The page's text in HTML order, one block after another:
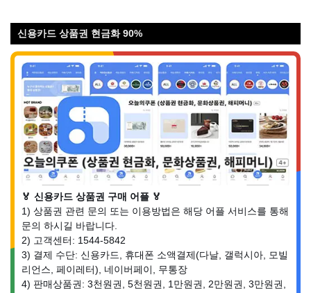
신용카드 상품권 현금화 90%
🏅 신용카드 상품권 구매 어플 🏅
1) 상품권 관련 문의 또는 이용방법은 해당 어플 서비스를 통해
문의 하시길 바랍니다.
2) 고객센터: 1544-5842
3) 결제 수단: 신용카드, 휴대폰 소액결제(다날, 갤럭시아, 모빌
리언스, 페이레터), 네이버페이, 무통장
4) 판매상품권: 3천원권, 5천원권, 1만원권, 2만원권, 3만원권,